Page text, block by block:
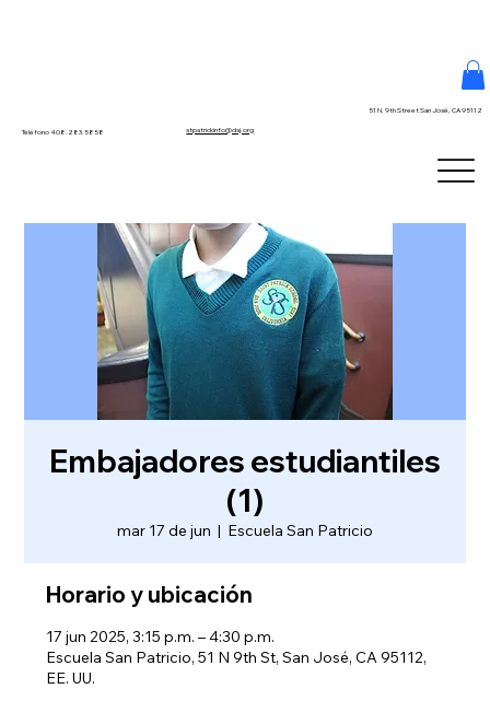
Teléfono 408.283.5858 stpatrickinfo@dsj.org
51 N. 9th Street San José, CA 95112
Embajadores estudiantiles
(1)
mar 17 de jun
  |
Escuela San Patricio
Horario y ubicación
17 jun 2025, 3:15 p.m. – 4:30 p.m.
Escuela San Patricio, 51 N 9th St, San José, CA 95112,
EE. UU.